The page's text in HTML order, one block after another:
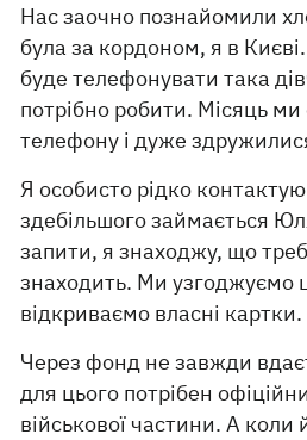
Нас заочно познайомили
була за кордоном, я в
буде телефонувати така
потрібно робити. Місяць ми
телефону і дуже
Я особисто рідко
здебільшого займається
запити, я знаходжу, що
знаходить. Ми узгоджуємо
відкриваємо власні картки.
Через фонд не завжди
для цього потрібен
військової частини. А коли